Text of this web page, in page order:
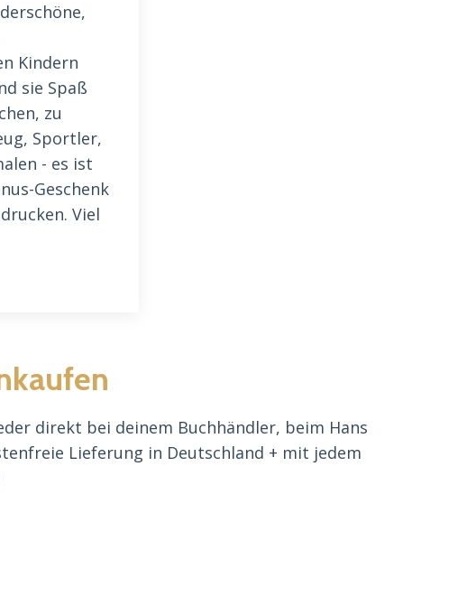
Kindern
sie Spaß
zu
Sportler,
- es ist
Geschenk
Viel
direkt bei deinem Buchhändler, beim Hans
Lieferung in Deutschland + mit jedem